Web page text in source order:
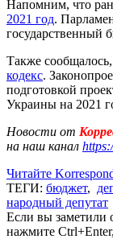
Напомним, что
2021 год.
государственный
Также
кодекс.
подготовкой
Украины на 2021
Новости от
на наш канал
Читайте
ТЕГИ: бюджет,
народный депутат
Если вы заметили
нажмите